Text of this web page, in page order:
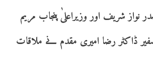
مسلم لیگ ن کے صدر نواز شریف اور وزیراعلیٰ پنجاب مریم
نواز سے ایران کے سفیر ڈاکٹر رضا امیری مقدم نے ملاقات